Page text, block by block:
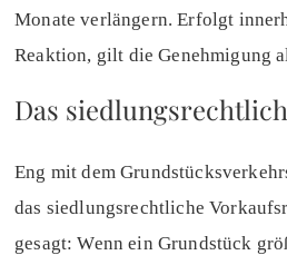
Monate verlängern. Erfolgt
Reaktion, gilt die Genehmigung
Das
Eng mit dem
das siedlungsrechtliche
gesagt: Wenn ein Grundstück